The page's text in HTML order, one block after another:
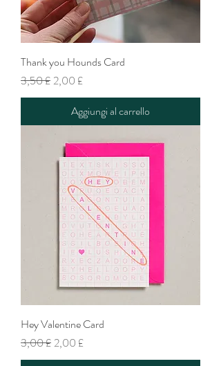
Thank you Hounds Card
Prezzo regolare
3,50 £ Prezzo scontato
2,00 £
Aggiungi al carrello
Hey Valentine Card
Prezzo regolare
3,00 £ Prezzo scontato
2,00 £